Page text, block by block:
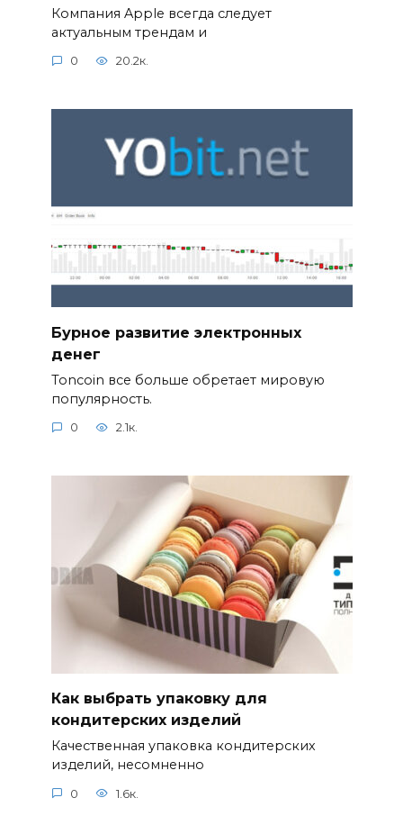
Компания Apple всегда следует
актуальным трендам и
0 20.2к.
Бурное развитие электронных
денег
Toncoin все больше обретает мировую
популярность.
0 2.1к.
Как выбрать упаковку для
кондитерских изделий
Качественная упаковка кондитерских
изделий, несомненно
0 1.6к.